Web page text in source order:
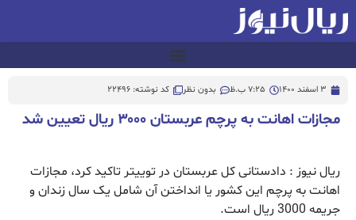
3 اسفند 1400 7:25 ب.ظ بدون نظر کد نوشته: 22496
مجازات اهانت به پرچم عربستان ۳۰۰۰ ریال تعیین شد
ریال نیوز : دادستانی کل عربستان در توییتر تاکید کرد، مجازات
اهانت به پرچم این کشور یا انداختن آن شامل یک سال زندان و
جریمه 3000 ریال است.